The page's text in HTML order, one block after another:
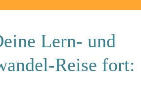
Lern- und
Reise fort: